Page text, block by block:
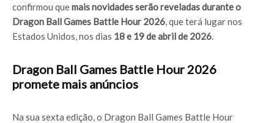
confirmou quemais novidades serão reveladas durante o
Dragon Ball Games Battle Hour 2026, que terá lugar nos
Estados Unidos, nos dias 18 e 19 de abril de 2026.
Dragon Ball Games Battle Hour 2026
promete mais anúncios
Na sua sexta edição, o Dragon Ball Games Battle Hour